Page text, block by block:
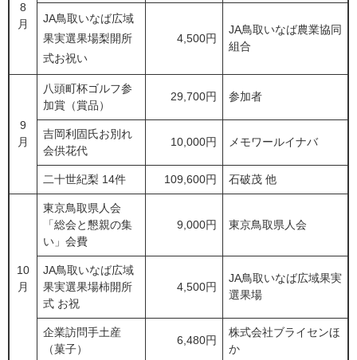
8
月
JA鳥取いなば広域
果実選果場梨開所
式お祝い
4,500円
JA鳥取いなば農業協同
組合
9
月
八頭町杯ゴルフ参
加賞（賞品）
29,700円 参加者
吉岡利固氏お別れ
会供花代
10,000円 メモワールイナバ
二十世紀梨 14件 109,600円 石破茂 他
10
月
東京鳥取県人会
「総会と懇親の集
い」会費
9,000円 東京鳥取県人会
JA鳥取いなば広域
果実選果場柿開所
式 お祝
4,500円
JA鳥取いなば広域果実
選果場
企業訪問手土産
（菓子）
6,480円
株式会社ブライセンほ
か